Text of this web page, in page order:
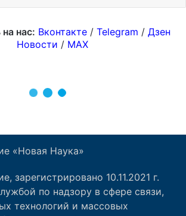
«Новая Наука»
зарегистрировано 10.11.2021 г.
по надзору в сфере связи,
технологий и массовых